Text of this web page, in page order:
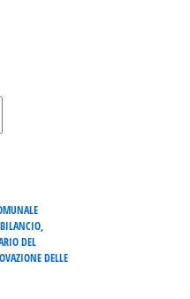
BILANCIO,
DEL
DELLE